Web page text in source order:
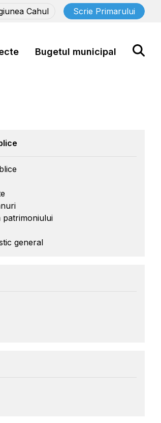
Cahul Scrie Primarului
Bugetul municipal
patrimoniului
general